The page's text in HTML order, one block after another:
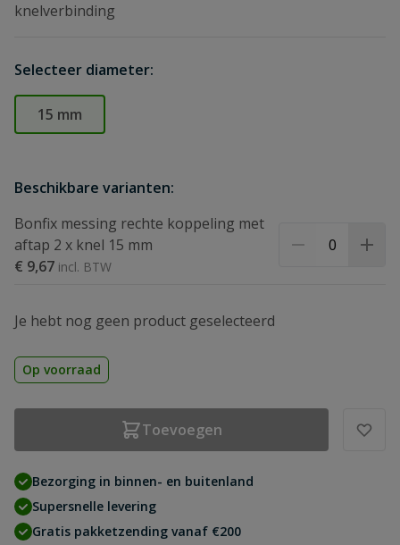
knelverbinding
Selecteer diameter:
15 mm
Beschikbare varianten:
Bonfix messing rechte koppeling met
aftap 2 x knel 15 mm
€ 9,67
Je hebt nog geen product geselecteerd
Op voorraad
Toevoegen
Bezorging in binnen- en buitenland
Supersnelle levering
Gratis pakketzending vanaf €200